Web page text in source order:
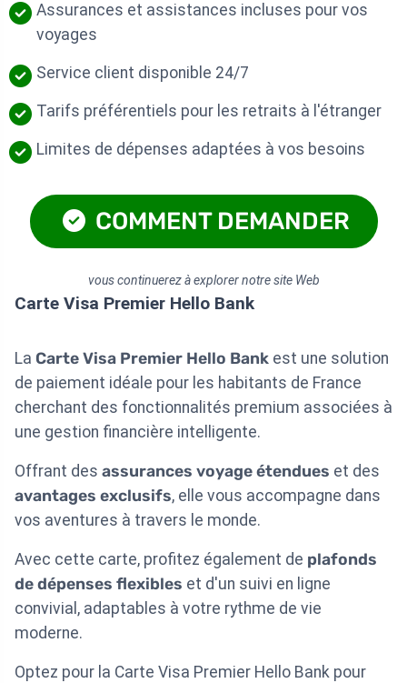
Assurances et assistances incluses pour vos
voyages
Service client disponible 24/7
Tarifs préférentiels pour les retraits à l'étranger
Limites de dépenses adaptées à vos besoins
COMMENT DEMANDER
vous continuerez à explorer notre site Web
Carte Visa Premier Hello Bank
La Carte Visa Premier Hello Bank est une solution
de paiement idéale pour les habitants de France
cherchant des fonctionnalités premium associées à
une gestion financière intelligente.
Offrant des assurances voyage étendues et des
avantages exclusifs, elle vous accompagne dans
vos aventures à travers le monde.
Avec cette carte, profitez également de plafonds
de dépenses flexibles et d'un suivi en ligne
convivial, adaptables à votre rythme de vie
moderne.
Optez pour la Carte Visa Premier Hello Bank pour